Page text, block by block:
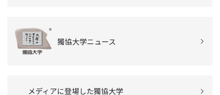
獨協大学ニュース
メディアに登場した獨協大学